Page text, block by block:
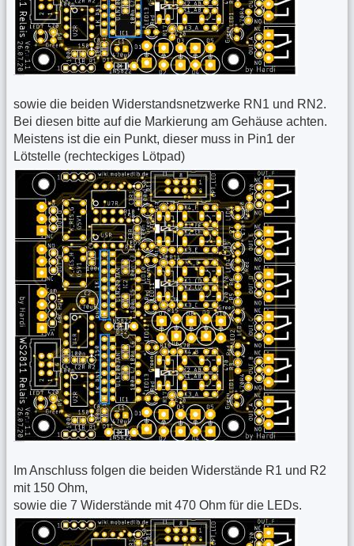
sowie die beiden Widerstandsnetzwerke RN1 und RN2.
Bei diesen bitte auf die Markierung am Gehäuse achten.
Meistens ist die ein Punkt, dieser muss in Pin1 der
Lötstelle (rechteckiges Lötpad)
Im Anschluss folgen die beiden Widerstände R1 und R2
mit 150 Ohm,
sowie die 7 Widerstände mit 470 Ohm für die LEDs.